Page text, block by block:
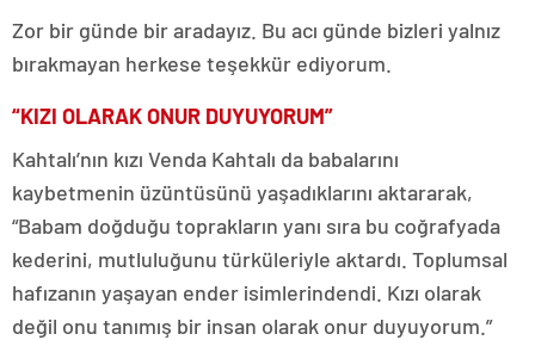
Zor bir günde bir aradayız. Bu acı günde bizleri yalnız
bırakmayan herkese teşekkür ediyorum.
“KIZI OLARAK ONUR DUYUYORUM”
Kahtalı’nın kızı Venda Kahtalı da babalarını
kaybetmenin üzüntüsünü yaşadıklarını aktararak,
“Babam doğduğu toprakların yanı sıra bu coğrafyada
kederini, mutluluğunu türküleriyle aktardı. Toplumsal
hafızanın yaşayan ender isimlerindendi. Kızı olarak
değil onu tanımış bir insan olarak onur duyuyorum.”